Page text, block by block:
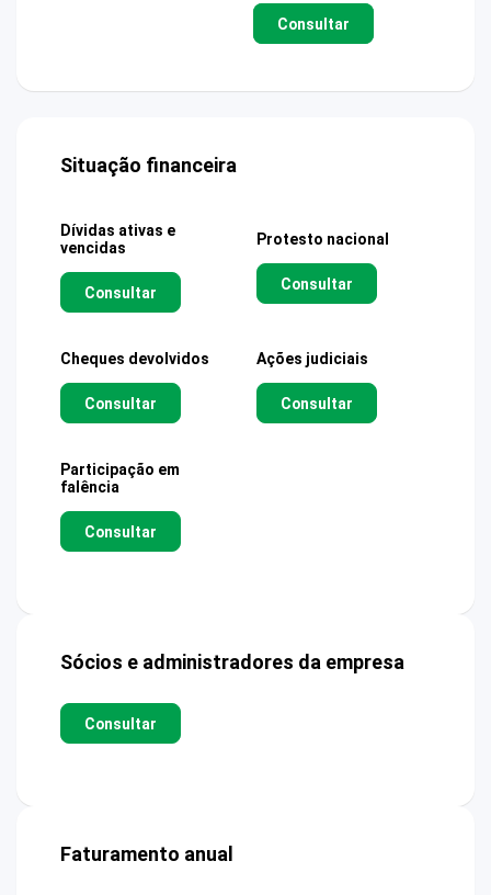
Consultar
Situação financeira
Dívidas ativas e
vencidas
Consultar
Protesto nacional
Consultar
Cheques devolvidos
Consultar
Ações judiciais
Consultar
Participação em
falência
Consultar
Sócios e administradores da empresa
Consultar
Faturamento anual